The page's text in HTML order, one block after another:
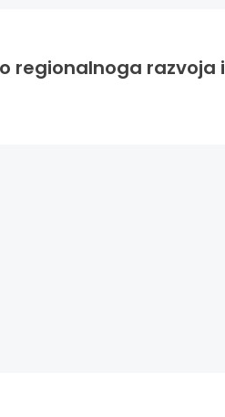
regionalnoga razvoja i